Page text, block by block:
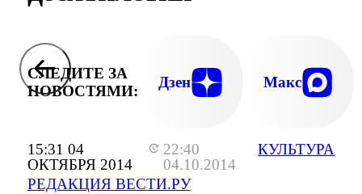
15:31 04
ОКТЯБРЯ 2014
22:40
04.10.2014
РЕДАКЦИЯ ВЕСТИ.РУ
КУЛЬТУРА
СЛЕДИТЕ ЗА
НОВОСТЯМИ:
Дзен Макс